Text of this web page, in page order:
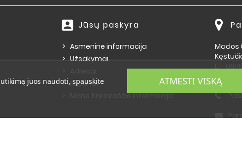
account_box Jūsų paskyra
Asmeninė informacija
Užsakymai
Kuponai
Mano tinklaraščio informacija
Mados
Lietuva
juos naudoti, spauskite
ATMESTI VISKĄ